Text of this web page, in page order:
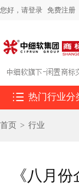
您好， 请登录 免费注册
 热门行业分
首页 > 行业
《八月